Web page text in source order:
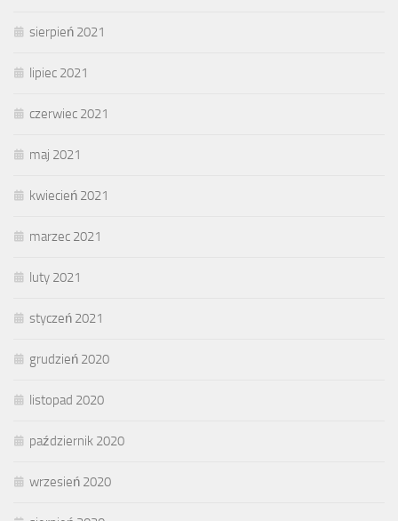
sierpień 2021
lipiec 2021
czerwiec 2021
maj 2021
kwiecień 2021
marzec 2021
luty 2021
styczeń 2021
grudzień 2020
listopad 2020
październik 2020
wrzesień 2020